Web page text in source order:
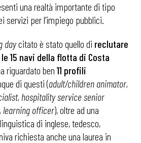
una realtà importante di tipo
servizi per l’impiego pubblici.
daycitato è stato quello di reclutare
15 navi della flotta di Costa
riguardato ben11 profili
di questi (adult/children animator,
hospitalityservice senior
learning officer), oltre ad una
di inglese, tedesco,
richiesta anche una laurea in